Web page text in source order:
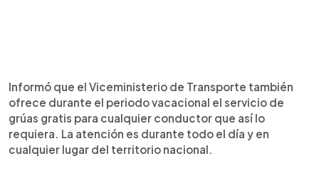
Informó que el Viceministerio de Transporte también
ofrece durante el periodo vacacional el servicio de
grúas gratis para cualquier conductor que así lo
requiera. La atención es durante todo el día y en
cualquier lugar del territorio nacional.